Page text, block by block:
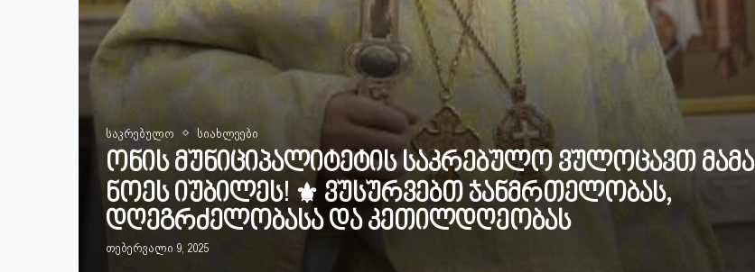
საკრებულო სიახლეები
ონის მუნიციპალიტეტის საკრებულო ვულოცავთ მამა
ნოეს იუბილეს! ⚜️ ვუსურვებთ ჯანმრთელობას,
დღეგრძელობასა და კეთილდღეობას
თებერვალი 9, 2025